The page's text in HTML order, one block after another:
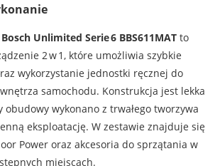
Bosch Unlimited Serie 6 BBS611MATto
2 w 1, które umożliwia szybkie
wykorzystanie jednostki ręcznej do
samochodu. Konstrukcja jest lekka
obudowy wykonano z trwałego tworzywa
eksploatację. W zestawie znajduje się
Power oraz akcesoria do sprzątania w
miejscach.